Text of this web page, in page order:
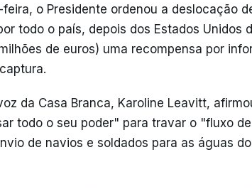
o Presidente ordenou a deslocação
todo o país, depois dos Estados Unidos
de euros) uma recompensa por
da Casa Branca, Karoline Leavitt,
todo o seu poder" para travar o "fluxo
de navios e soldados para as águas